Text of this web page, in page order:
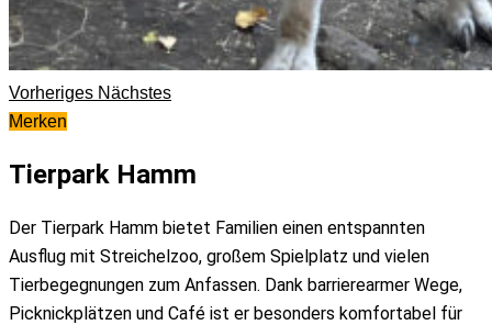
Vorheriges Nächstes
Merken
Tierpark Hamm
Der Tierpark Hamm bietet Familien einen entspannten
Ausflug mit Streichelzoo, großem Spielplatz und vielen
Tierbegegnungen zum Anfassen. Dank barrierearmer Wege,
Picknickplätzen und Café ist er besonders komfortabel für